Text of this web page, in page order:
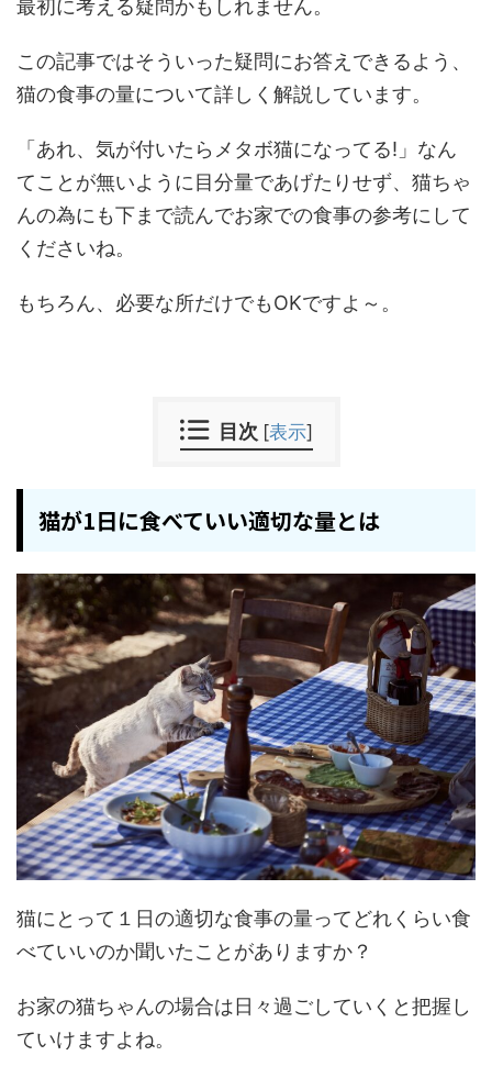
最初に考える疑問かもしれません。
この記事ではそういった疑問にお答えできるよう、
猫の食事の量について詳しく解説しています。
「あれ、気が付いたらメタボ猫になってる!」なん
てことが無いように目分量であげたりせず、猫ちゃ
んの為にも下まで読んでお家での食事の参考にして
くださいね。
もちろん、必要な所だけでもOKですよ～。
目次 [表示]
猫が1日に食べていい適切な量とは
猫にとって１日の適切な食事の量ってどれくらい食
べていいのか聞いたことがありますか？
お家の猫ちゃんの場合は日々過ごしていくと把握し
ていけますよね。